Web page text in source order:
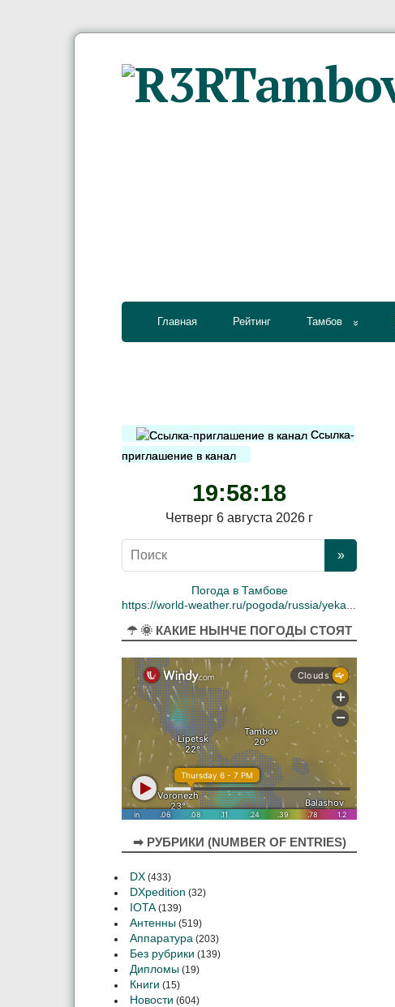
Главная Рейтинг Тамбов
Ссылка-
приглашение в канал
19:58:19
Четверг 6 августа 2026 г
Погода в Тамбове
https://world-weather.ru/pogoda/russia/yekaterinburg/
☂ 🌞 КАКИЕ НЫНЧЕ ПОГОДЫ СТОЯТ
➡ РУБРИКИ (NUMBER OF ENTRIES)
DX (433)
DXpedition (32)
IOTA (139)
Антенны (519)
Аппаратура (203)
Без рубрики (139)
Дипломы (19)
Книги (15)
Новости (604)